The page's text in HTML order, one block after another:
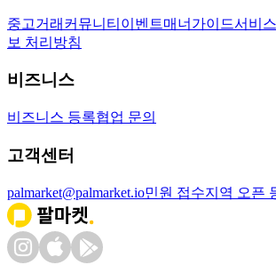
중고거래 커뮤니티 이벤트매너가이드서비
보 처리방침
비즈니스
비즈니스 등록협업 문의
고객센터
palmarket@palmarket.io민원 접수지역 오픈